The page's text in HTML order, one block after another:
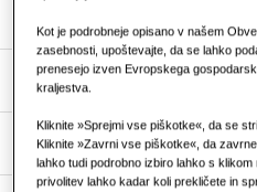
Upravljanje
Kaj je klimatska
deluje?
KOMERCIALNE REŠITVE
Hoteli
Izdelki
Naše rešitve
Kot je podrobneje opisano v našem
zasebnosti, upoštevajte, da se lahko
prenesejo izven Evropskega
kraljestva.
Kliknite »Sprejmi vse piškotke«, da se
Kliknite »Zavrni vse piškotke«, da
lahko tudi podrobno izbiro lahko s
privolitev lahko kadar koli prekličete in